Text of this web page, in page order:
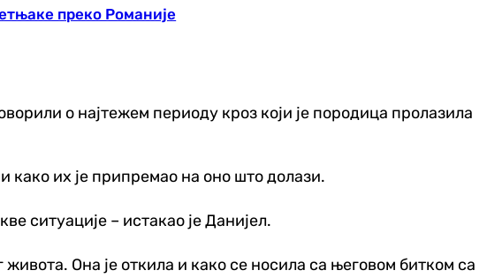
преко Романије
о најтежем периоду кроз који је породица пролазила
како их је припремао на оно што долази.
ситуације – истакао је Данијел.
Она је откила и како се носила са његовом битком са